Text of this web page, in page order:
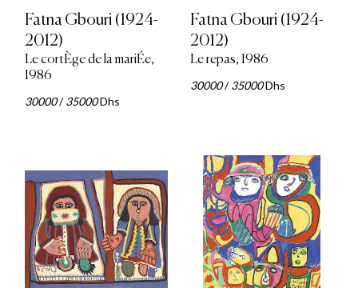
Fatna Gbouri (1924-
2012)
Le cortÈge de la mariÉe,
1986
30000/35000Dhs
Fatna Gbouri (1924-
2012)
Le repas, 1986
30000/35000Dhs